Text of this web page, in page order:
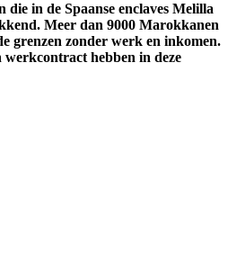
in de Spaanse enclaves Melilla
Meer dan 9000 Marokkanen
grenzen zonder werk en inkomen.
werkcontract hebben in deze